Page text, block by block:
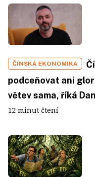
ČÍNSKÁ EKONOMIKA
podceňovat ani
větev sama, říká
12 minut čtení